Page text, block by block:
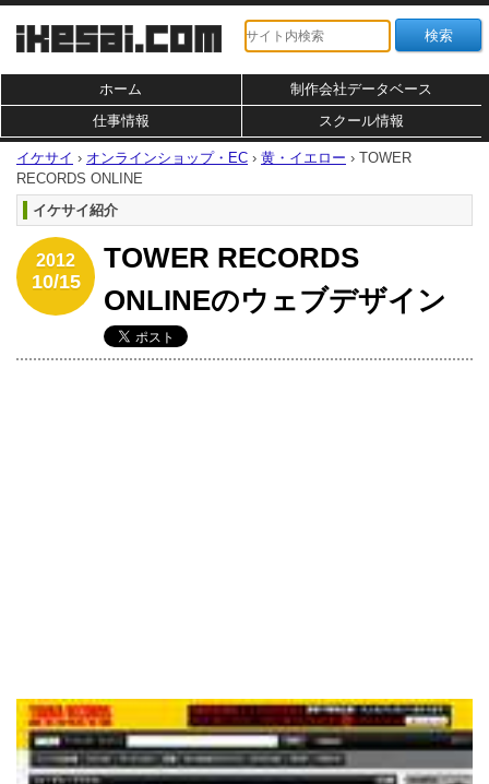
ホーム
制作会社データベース
仕事情報
スクール情報
イケサイ › オンラインショップ・EC › 黄・イエロー › TOWER
RECORDS ONLINE
イケサイ紹介
2012
10/15
TOWER RECORDS
ONLINEのウェブデザイン